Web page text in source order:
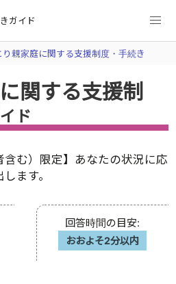
ガイド
り親家庭に関する支援制度・手続き
関する支援制
ド
含む）限定】あなたの状況に応
ます。
回答時間の目安:
おおよそ2分以内